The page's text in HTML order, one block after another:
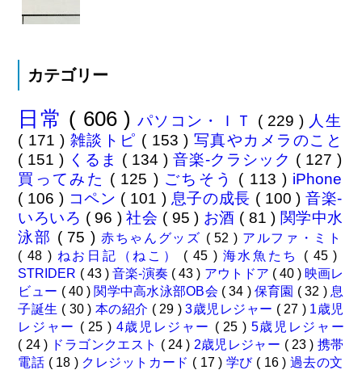
カテゴリー
日常 ( 606 )パソコン・ＩＴ ( 229 ) 人生
( 171 ) 雑談トピ ( 153 ) 写真やカメラのこと
( 151 ) くるま ( 134 ) 音楽-クラシック ( 127 )
買ってみた ( 125 ) ごちそう ( 113 ) iPhone
( 106 ) コペン ( 101 ) 息子の成長 ( 100 )音楽-
いろいろ ( 96 )社会 ( 95 ) お酒 ( 81 ) 関学中水
泳部 ( 75 ) 赤ちゃんグッズ ( 52 ) アルファ・ミト
( 48 ) ねお日記（ねこ） ( 45 ) 海水魚たち ( 45 )
STRIDER ( 43 ) 音楽-演奏 ( 43 ) アウトドア ( 40 ) 映画レ
ビュー ( 40 ) 関学中高水泳部OB会 ( 34 ) 保育園 ( 32 ) 息
子誕生 ( 30 ) 本の紹介 ( 29 )3歳児レジャー ( 27 ) 1歳児
レジャー ( 25 ) 4歳児レジャー ( 25 ) 5歳児レジャー
( 24 ) ドラゴンクエスト ( 24 ) 2歳児レジャー ( 23 ) 携帯
電話 ( 18 ) クレジットカード ( 17 ) 学び ( 16 ) 過去の文